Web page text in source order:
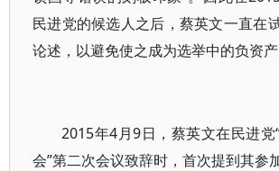
民进党的候选人之后，蔡英文一直在
论述，以避免使之成为选举中的负资产
2015年4月9日，蔡英文在民进党
会”第二次会议致辞时，首次提到其参